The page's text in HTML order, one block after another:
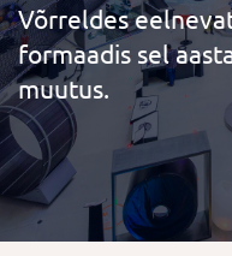
Võrreldes
formaadis sel
muutus.